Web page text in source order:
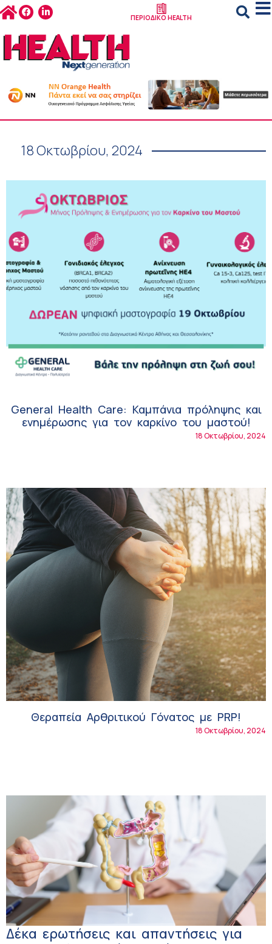
ΠΕΡΙΟΔΙΚΟ HEALTH
18 Οκτωβρίου, 2024
General Health Care: Καμπάνια πρόληψης και
ενημέρωσης για τον καρκίνο του μαστού!
18 Οκτωβρίου, 2024
Θεραπεία Αρθριτικού Γόνατος με PRP!
18 Οκτωβρίου, 2024
Δέκα ερωτήσεις και απαντήσεις για